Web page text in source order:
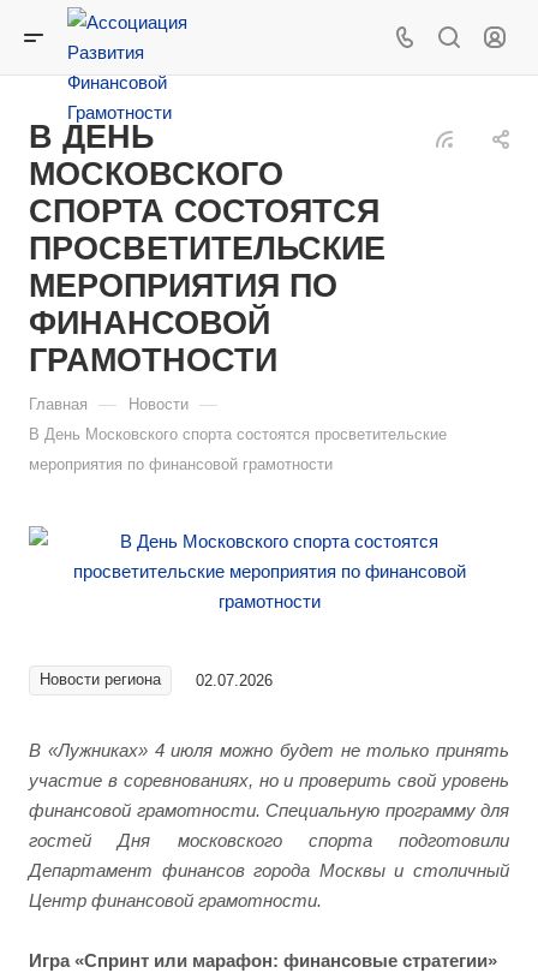
В ДЕНЬ
МОСКОВСКОГО
СПОРТА СОСТОЯТСЯ
ПРОСВЕТИТЕЛЬСКИЕ
МЕРОПРИЯТИЯ ПО
ФИНАНСОВОЙ
ГРАМОТНОСТИ
Главная — Новости —
В День Московского спорта состоятся просветительские
мероприятия по финансовой грамотности
Новости региона 02.07.2026
В «Лужниках» 4 июля можно будет не только принять
участие в соревнованиях, но и проверить свой уровень
финансовой грамотности. Специальную программу для
гостей Дня московского спорта подготовили
Департамент финансов города Москвы и столичный
Центр финансовой грамотности.
Игра «Спринт или марафон: финансовые стратегии»